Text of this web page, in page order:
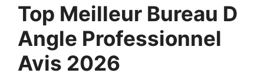
Top Meilleur Bureau D
Angle Professionnel
Avis 2026